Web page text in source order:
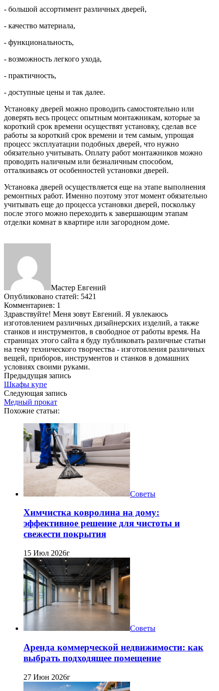
- большой ассортимент различных дверей,
- качество материала,
- функциональность,
- возможность легкого ухода,
- практичность,
- доступные цены и так далее.
Установку дверей можно проводить самостоятельно или
доверять весь процесс опытным монтажникам, которые за
короткий срок времени осуществят установку, сделав все
работы за короткий срок времени и тем самым, упрощая
процесс эксплуатации подобных дверей, что нужно
обязательно учитывать. Оплату работ монтажников можно
проводить наличным или безналичным способом,
отталкиваясь от особенностей установки дверей.
Установка дверей осуществляется еще на этапе выполнения
ремонтных работ. Именно поэтому этот момент обязательно
учитывать еще до процесса установки дверей, поскольку
после этого можно переходить к завершающим этапам
отделки комнат в квартире или загородном доме.
Мастер Евгений
Опубликовано статей: 5421
Комментариев: 1
Здравствуйте! Меня зовут Евгений. Я увлекаюсь
изготовлением различных дизайнерских изделий, а также
станков и инструментов, в свободное от работы время. На
страницах этого сайта я буду публиковать различные статьи
на тему технического творчества - изготовления различных
вещей, приборов, инструментов и станков в домашних
условиях своими руками.
Предыдущая запись
Шкафы купе
Следующая запись
Медный прокат
Похожие статьи:
Советы
Химчистка ковролина на дому:
эффективное решение для чистоты и
свежести покрытия
15 Июл 2026г
Советы
Аренда коммерческой недвижимости: как
выбрать подходящее помещение
27 Июн 2026г